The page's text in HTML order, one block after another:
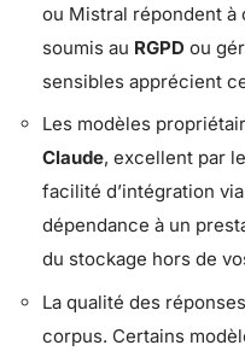
ou Mistral répondent à
soumis au RGPD ou
sensibles apprécient
Les modèles
Claude, excellent par
facilité d’intégration via
dépendance à un
du stockage hors de
La qualité des
corpus. Certains